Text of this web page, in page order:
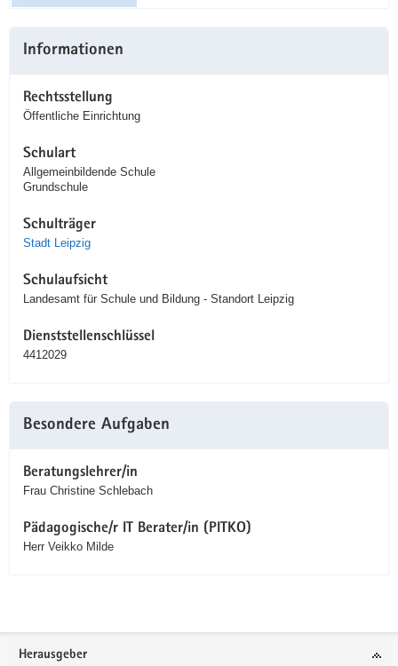
Informationen
Rechtsstellung
Öffentliche Einrichtung
Schulart
Allgemeinbildende Schule
Grundschule
Schulträger
Stadt Leipzig
Schulaufsicht
Landesamt für Schule und Bildung - Standort Leipzig
Dienststellenschlüssel
4412029
Besondere Aufgaben
Beratungslehrer/in
Frau Christine Schlebach
Pädagogische/r IT Berater/in (PITKO)
Herr Veikko Milde
Service
Herausgeber